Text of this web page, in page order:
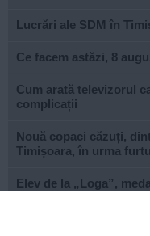
Lucrări ale SDM în
Ce facem astăzi, 8
Cum arată televizorul
complicații
Nouă copaci căzuți,
Timișoara, în urma
Elev de la „Loga”,